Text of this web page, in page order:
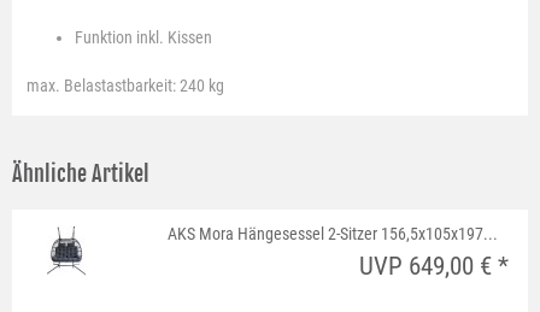
Funktion inkl. Kissen
max. Belastastbarkeit: 240 kg
Ähnliche Artikel
AKS Mora Hängesessel 2-Sitzer 156,5x105x197...
UVP 649,00 € *